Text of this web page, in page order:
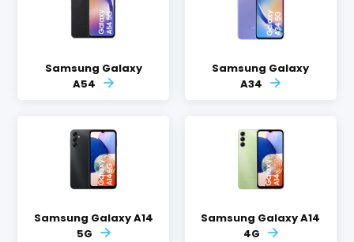
Samsung Galaxy
A54
Samsung Galaxy
A34
Samsung Galaxy A14
5G
Samsung Galaxy A14
4G